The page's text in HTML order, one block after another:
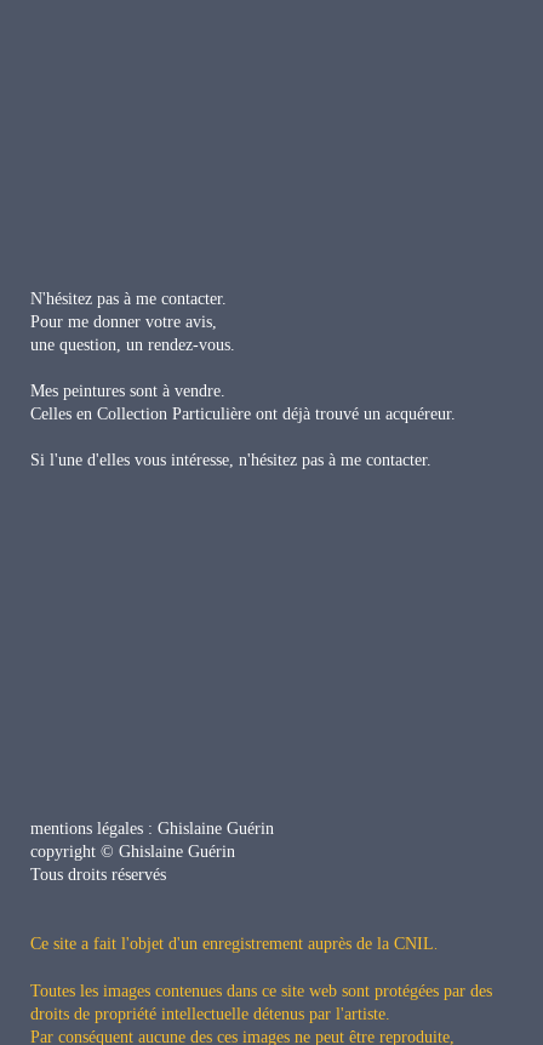
N'hésitez pas à me contacter.
Pour me donner votre avis,
une question, un rendez-vous.
Mes peintures sont à vendre.
Celles en Collection Particulière ont déjà trouvé un acquéreur.
Si l'une d'elles vous intéresse, n'hésitez pas à me contacter.
mentions légales : Ghislaine Guérin
copyright © Ghislaine Guérin
Tous droits réservés
Ce site a fait l'objet d'un enregistrement auprès de la CNIL.
Toutes les images contenues dans ce site web sont protégées par des
droits de propriété intellectuelle détenus par l'artiste.
Par conséquent aucune des ces images ne peut être reproduite,